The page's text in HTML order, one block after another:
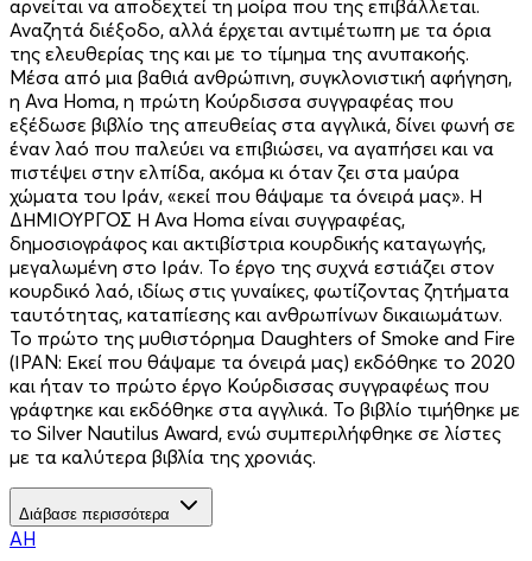
αρνείται να αποδεχτεί τη μοίρα που της επιβάλλεται.
Αναζητά διέξοδο, αλλά έρχεται αντιμέτωπη με τα όρια
της ελευθερίας της και με το τίμημα της ανυπακοής.
Μέσα από μια βαθιά ανθρώπινη, συγκλονιστική αφήγηση,
η Ava Homa, η πρώτη Κούρδισσα συγγραφέας που
εξέδωσε βιβλίο της απευθείας στα αγγλικά, δίνει φωνή σε
έναν λαό που παλεύει να επιβιώσει, να αγαπήσει και να
πιστέψει στην ελπίδα, ακόμα κι όταν ζει στα μαύρα
χώματα του Ιράν, «εκεί που θάψαμε τα όνειρά μας». Η
ΔΗΜΙΟΥΡΓΟΣ Η Ava Homa είναι συγγραφέας,
δημοσιογράφος και ακτιβίστρια κουρδικής καταγωγής,
μεγαλωμένη στο Ιράν. Το έργο της συχνά εστιάζει στον
κουρδικό λαό, ιδίως στις γυναίκες, φωτίζοντας ζητήματα
ταυτότητας, καταπίεσης και ανθρωπίνων δικαιωμάτων.
Το πρώτο της μυθιστόρημα Daughters of Smoke and Fire
(ΙΡΑΝ: Εκεί που θάψαμε τα όνειρά μας) εκδόθηκε το 2020
και ήταν το πρώτο έργο Κούρδισσας συγγραφέως που
γράφτηκε και εκδόθηκε στα αγγλικά. Το βιβλίο τιμήθηκε με
το Silver Nautilus Award, ενώ συμπεριλήφθηκε σε λίστες
με τα καλύτερα βιβλία της χρονιάς.
Διάβασε περισσότερα
AH